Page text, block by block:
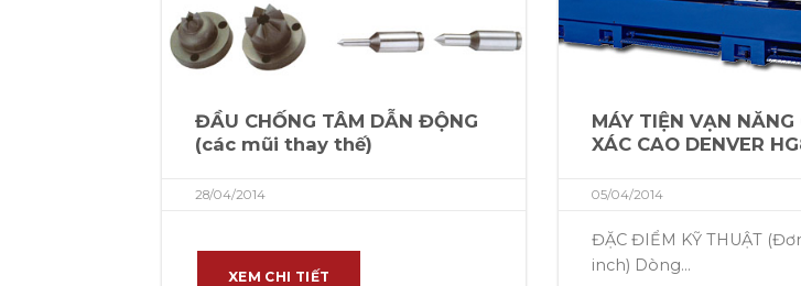
ĐẦU CHỐNG TÂM DẪN ĐỘNG
(các mũi thay thế)
28/04/2014
XEM CHI TIẾT
MÁY TIỆN VẠN NĂNG
XÁC CAO DENVER
05/04/2014
ĐẶC ĐIỂM KỸ THUẬT
inch) Dòng...